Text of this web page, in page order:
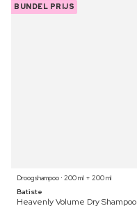
BUNDEL PRIJS
Droogshampoo ⋅ 200 ml + 200 ml
Batiste
Heavenly Volume Dry Shampoo